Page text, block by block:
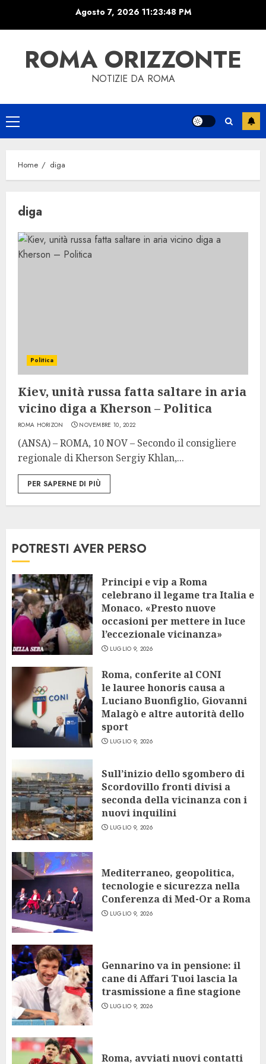
Agosto 7, 2026 11:23:48 PM
ROMA ORIZZONTE
NOTIZIE DA ROMA
Primary
Menu
Home diga
diga
Politica
Kiev, unità russa fatta saltare in aria
vicino diga a Kherson – Politica
ROMA HORIZON NOVEMBRE 10, 2022
(ANSA) – ROMA, 10 NOV – Secondo il consigliere
regionale di Kherson Sergiy Khlan,...
PER SAPERNE DI PIÙ
POTRESTI AVER PERSO
Principi e vip a Roma
celebrano il legame tra Italia e
Monaco. «Presto nuove
occasioni per mettere in luce
l’eccezionale vicinanza»
LUGLIO 9, 2026
Roma, conferite al CONI
le lauree honoris causa a
Luciano Buonfiglio, Giovanni
Malagò e altre autorità dello
sport
LUGLIO 9, 2026
Sull’inizio dello sgombero di
Scordovillo fronti divisi a
seconda della vicinanza con i
nuovi inquilini
LUGLIO 9, 2026
Mediterraneo, geopolitica,
tecnologie e sicurezza nella
Conferenza di Med-Or a Roma
LUGLIO 9, 2026
Gennarino va in pensione: il
cane di Affari Tuoi lascia la
trasmissione a fine stagione
LUGLIO 9, 2026
Roma, avviati nuovi contatti